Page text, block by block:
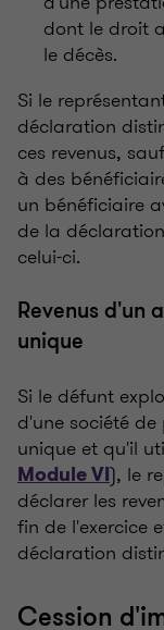
dont le droit
le décès.
Si le
déclaration
ces revenus,
à des
un bénéficiaire
de la
celui-ci.
Revenus d'un
unique
Si le défunt
d'une société
unique et qu'il
Module VI), le
déclarer les
fin de l'exercice
déclaration
Cession